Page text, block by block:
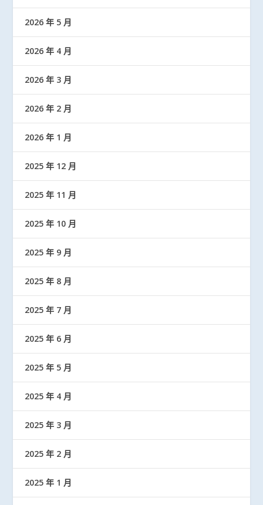
2026 年 5 月
2026 年 4 月
2026 年 3 月
2026 年 2 月
2026 年 1 月
2025 年 12 月
2025 年 11 月
2025 年 10 月
2025 年 9 月
2025 年 8 月
2025 年 7 月
2025 年 6 月
2025 年 5 月
2025 年 4 月
2025 年 3 月
2025 年 2 月
2025 年 1 月